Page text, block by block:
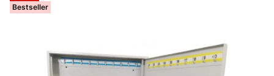
Bestseller